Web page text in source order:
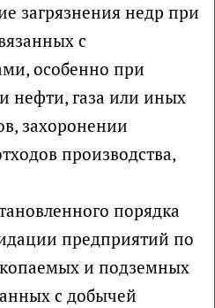
загрязнения недр при
с
особенно при
нефти, газа или иных
захоронении
производства,
порядка
предприятий по
и подземных
с добычей